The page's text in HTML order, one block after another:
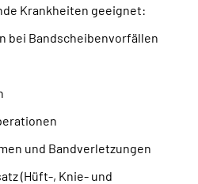
Krankheiten geeignet:
bei Bandscheibenvorfällen
und Bandverletzungen
(Hüft-, Knie- und